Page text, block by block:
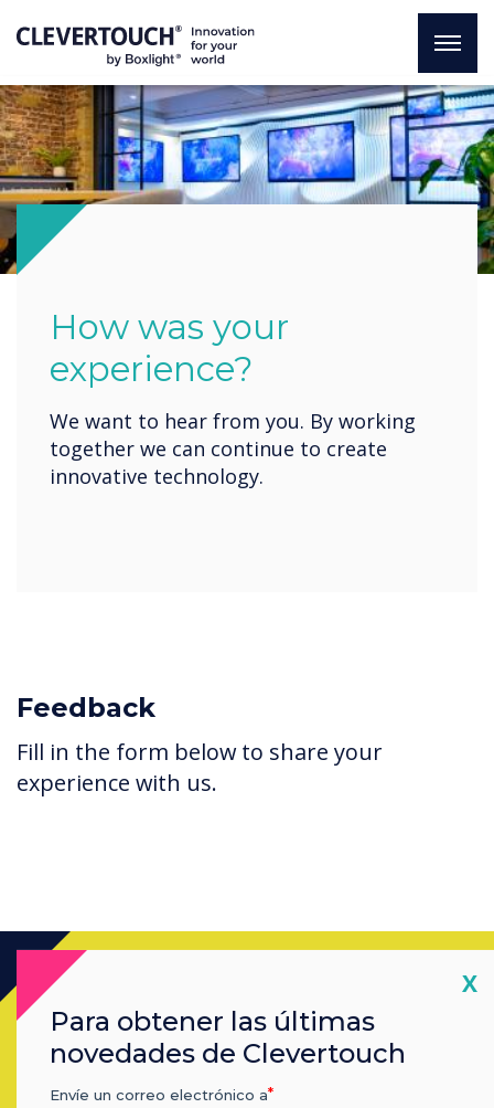
How was your
experience?
We want to hear from you. By working
together we can continue to create
innovative technology.
Feedback
Fill in the form below to share your
experience with us.
Ready to buy?
Contact aClevertouch
X
Para obtener las últimas
novedades de Clevertouch
Envíe un correo electrónico a